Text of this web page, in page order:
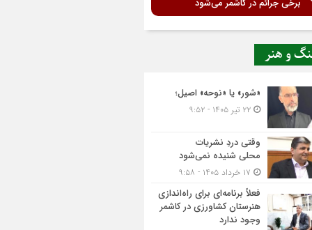
و هنر
«شور» یا «نوحه» اصیل؛
وقتی دردِ نشریات
محلی شنیده نمی‌شود
فعلاً برنامه‌ای برای راه‌اندازی
هنرستان کشاورزی در کاشمر
وجود ندارد